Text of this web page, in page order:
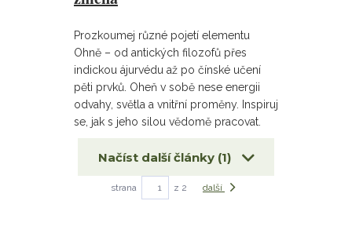
Prozkoumej různé pojetí elementu
Ohně – od antických filozofů přes
indickou ájurvédu až po čínské učení
pěti prvků. Oheň v sobě nese energii
odvahy, světla a vnitřní proměny. Inspiruj
se, jak s jeho silou vědomě pracovat.
Načíst další články (1)
strana z 2 další